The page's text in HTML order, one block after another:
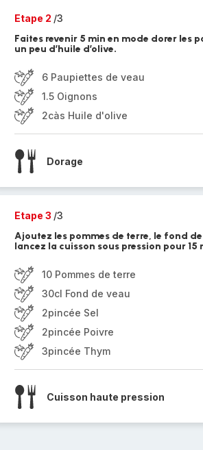
Etape 2 /3
Faites revenir 5 min en mode dorer les
un peu d’huile d’olive.
6 Paupiettes de veau
1.5 Oignons
2càs Huile d'olive
Dorage
Etape 3 /3
Ajoutez les pommes de terre, le fond
lancez la cuisson sous pression pour
10 Pommes de terre
30cl Fond de veau
2pincée Sel
2pincée Poivre
3pincée Thym
Cuisson haute pression